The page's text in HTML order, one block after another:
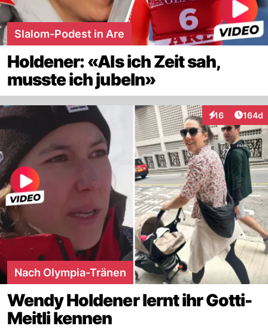
Slalom-Podest in Are
Holdener: «Als ich Zeit sah,
musste ich jubeln»
16
Interaktionen
164d
Nach Olympia-Tränen
Wendy Holdener lernt ihr Gotti-
Meitli kennen